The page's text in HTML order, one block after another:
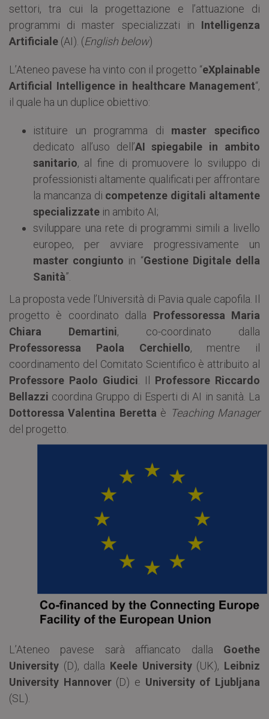
settori, tra cui la progettazione e l’attuazione di
programmi di master specializzati in Intelligenza
Artificiale (AI). (English below)
L’Ateneo pavese ha vinto con il progetto “eXplainable
Artificial Intelligence in healthcare Management“,
il quale ha un duplice obiettivo:
istituire un programma di master specifico
dedicato all’uso dell’AI spiegabile in ambito
sanitario, al fine di promuovere lo sviluppo di
professionisti altamente qualificati per affrontare
la mancanza di competenze digitali altamente
specializzate in ambito AI;
sviluppare una rete di programmi simili a livello
europeo, per avviare progressivamente un
master congiunto in “Gestione Digitale della
Sanità”.
La proposta vede l’Università di Pavia quale capofila. Il
progetto è coordinato dalla Professoressa Maria
Chiara Demartini, co-coordinato dalla
Professoressa Paola Cerchiello, mentre il
coordinamento del Comitato Scientifico è attribuito al
Professore Paolo Giudici. Il Professore Riccardo
Bellazzi coordina Gruppo di Esperti di AI in sanità. La
Dottoressa Valentina Beretta è Teaching Manager
del progetto.
L’Ateneo pavese sarà affiancato dalla Goethe
University (D), dalla Keele University(UK), Leibniz
University Hannover(D) e University of Ljubljana
(SL).